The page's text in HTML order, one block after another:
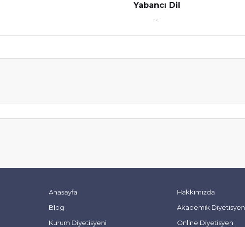
Yabancı Dil
-
Anasayfa Hakkımızda
Blog
Akademik Diyetisyen
Kurum Diyetisyeni
Online Diyetisyen